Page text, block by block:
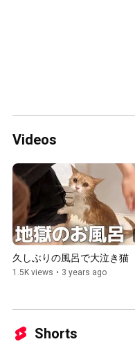
Videos
久しぶりの風呂で大泣き猫
1.5K views • 3 years ago
Shorts